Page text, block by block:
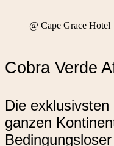
@ Cape Grace Hotel
Cobra Verde
Die
ganzen